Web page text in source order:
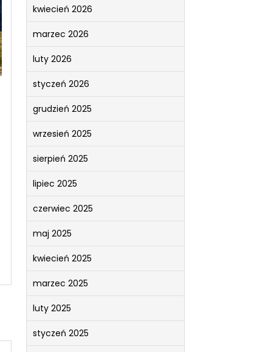
kwiecień 2026
marzec 2026
luty 2026
styczeń 2026
grudzień 2025
wrzesień 2025
sierpień 2025
lipiec 2025
czerwiec 2025
maj 2025
kwiecień 2025
marzec 2025
luty 2025
styczeń 2025